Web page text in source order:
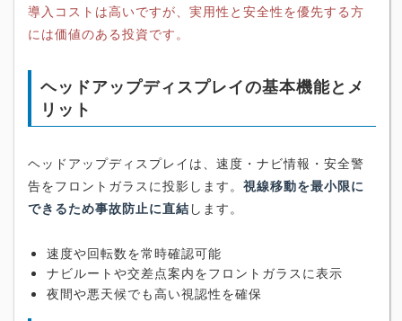
導入コストは高いですが、実用性と安全性を優先する方
には価値のある投資です。
ヘッドアップディスプレイの基本機能とメ
リット
ヘッドアップディスプレイは、速度・ナビ情報・安全警
告をフロントガラスに投影します。 視線移動を最小限に
できるため事故防止に直結 します。
速度や回転数を常時確認可能
ナビルートや交差点案内をフロントガラスに表示
夜間や悪天候でも高い視認性を確保